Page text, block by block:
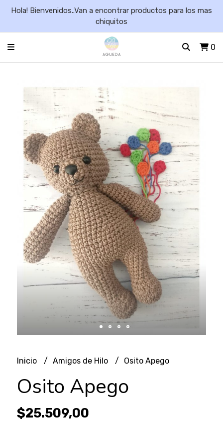
Hola! Bienvenidos..Van a encontrar productos para los mas
chiquitos
0
Inicio Amigos de Hilo Osito Apego
Osito Apego
$25.509,00